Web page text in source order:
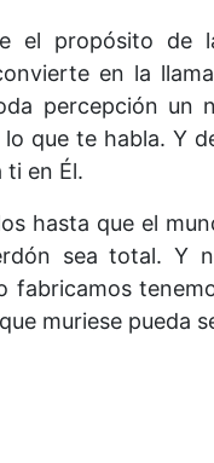
el propósito de
en la
percepción un
que te habla. Y
ti en Él.
hasta que el
sea total. Y
fabricamos
muriese pueda